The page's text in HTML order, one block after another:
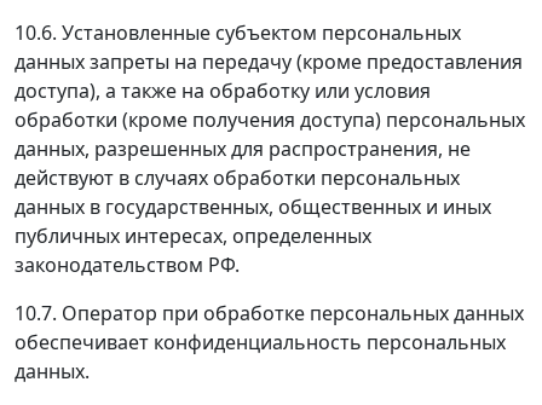
10.6. Установленные субъектом персональных
данных запреты на передачу (кроме предоставления
доступа), а также на обработку или условия
обработки (кроме получения доступа) персональных
данных, разрешенных для распространения, не
действуют в случаях обработки персональных
данных в государственных, общественных и иных
публичных интересах, определенных
законодательством РФ.
10.7. Оператор при обработке персональных данных
обеспечивает конфиденциальность персональных
данных.